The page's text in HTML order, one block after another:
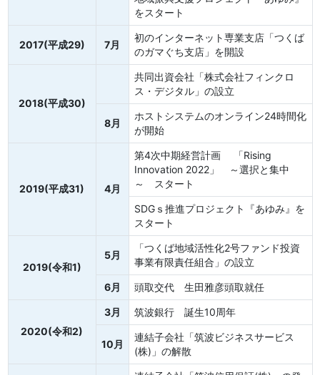
をスタート
2017(平成29) 7月
初のインターネット専業支店「つくば
のガマぐち支店」を開設
2018(平成30)
共同出資会社「株式会社フィンクロ
ス・デジタル」の設立
8月
ホストシステムのオンライン24時間化
が開始
2019(平成31) 4月
第4次中期経営計画 「Rising
Innovation 2022」 ～選択と集中
～ スタート
SDGｓ推進プロジェクト『あゆみ』を
スタート
2019(令和1)
5月
「つくば地域活性化2号ファンド投資
事業有限責任組合」の設立
6月 頭取交代 生田雅彦頭取就任
2020(令和2)
3月 筑波銀行 誕生10周年
10月
連結子会社「筑波ビジネスサービス
(株)」の解散